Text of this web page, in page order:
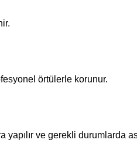
örtülerle korunur.
yapılır ve gerekli durumlarda